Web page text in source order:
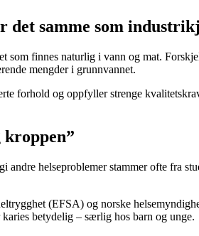
det samme som
finnes naturlig i vann og mat.
mengder i grunnvannet.
forhold og oppfyller strenge
helseproblemer stammer ofte fra
(EFSA) og norske
betydelig – særlig hos barn og unge.